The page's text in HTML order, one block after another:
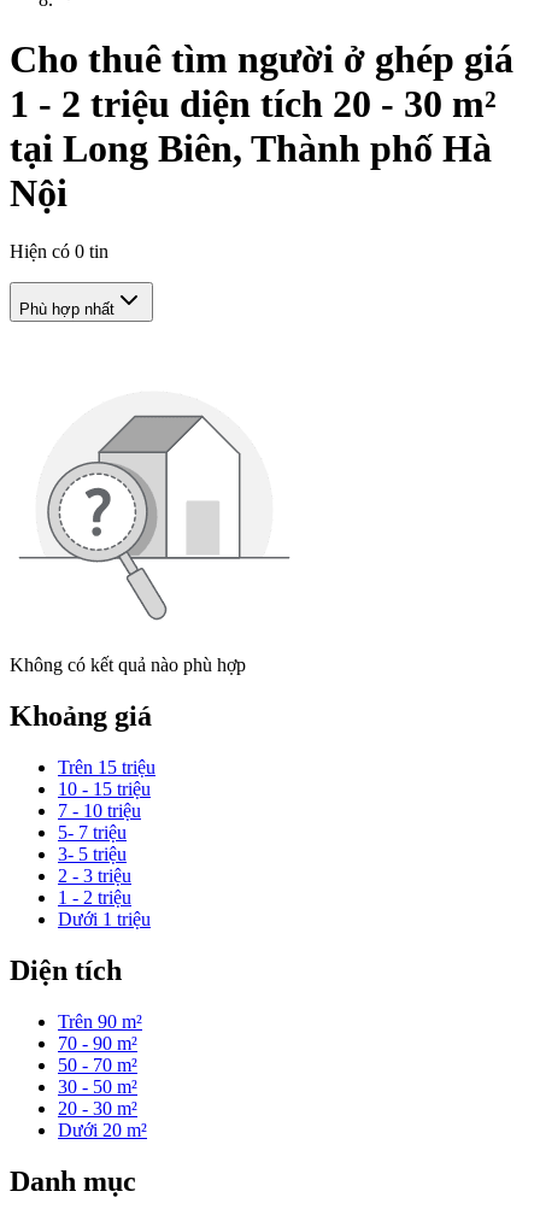
Cho thuê tìm người ở ghép giá
1 - 2 triệu diện tích 20 - 30 m²
tại Long Biên, Thành phố Hà
Nội
Hiện có 0 tin
Phù hợp nhất
Không có kết quả nào phù hợp
Khoảng giá
Trên 15 triệu
10 - 15 triệu
7 - 10 triệu
5- 7 triệu
3- 5 triệu
2 - 3 triệu
1 - 2 triệu
Dưới 1 triệu
Diện tích
Trên 90 m²
70 - 90 m²
50 - 70 m²
30 - 50 m²
20 - 30 m²
Dưới 20 m²
Danh mục